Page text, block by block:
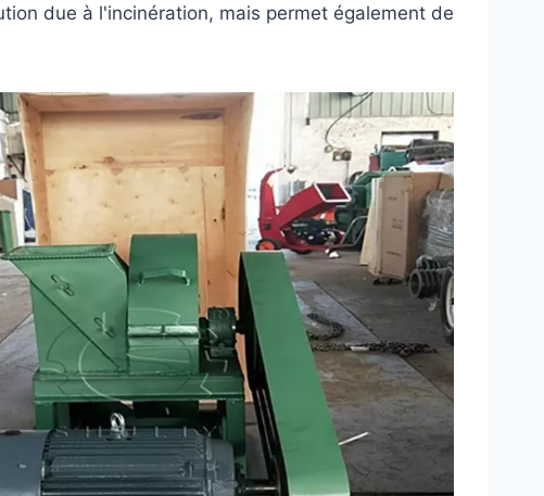
due à l'incinération, mais permet également de